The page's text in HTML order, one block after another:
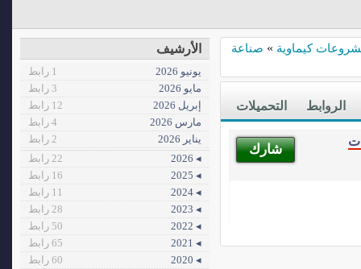
كيماوية » صناعة
التحميلات الروابط
شارك
الأرشيف
يونيو 2026
1 رابط
مايو 2026
3 رابط
إبريل 2026
12 رابط
مارس 2026
4 رابط
يناير 2026
2 رابط
◂ 2026
22 رابط
◂ 2025
16 رابط
◂ 2024
11 رابط
◂ 2023
28 رابط
◂ 2022
50 رابط
◂ 2021
65 رابط
◂ 2020
60 رابط